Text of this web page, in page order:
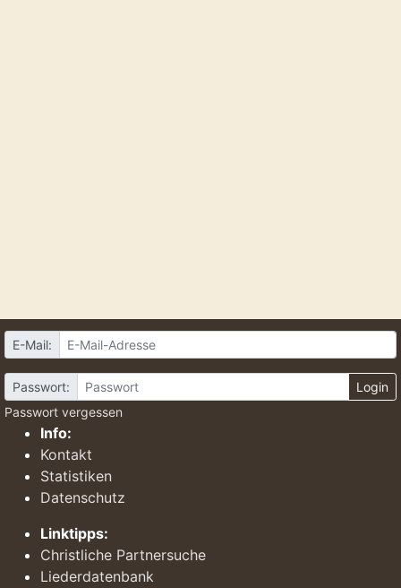
E-Mail:
Passwort:
Login
Passwort vergessen
Info:
Kontakt
Statistiken
Datenschutz
Linktipps:
Christliche Partnersuche
Liederdatenbank